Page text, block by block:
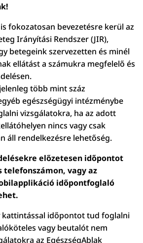
fokozatosan bevezetésre kerül az
Irányítási Rendszer (JIR),
betegeink szervezetten és minél
ellátást a számukra megfelelő és
több mint száz
egészségügyi intézménybe
vizsgálatokra, ha az adott
nincs vagy csak
áll rendelkezésre lehetőség.
előzetesen időpontot
telefonszámon, vagy az
időpontfoglaló
kattintással időpontot tud foglalni
vagy beutalót nem
az EgészségAblak